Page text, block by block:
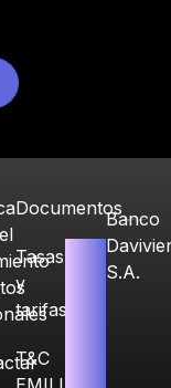
Documentos
Tasas
y
tarifas
T&C
Banco
S.A.